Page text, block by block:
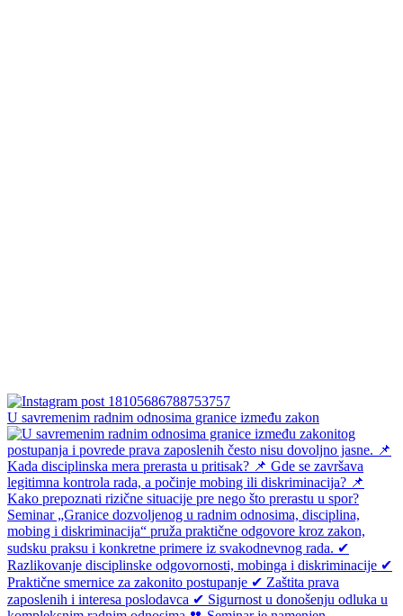
U savremenim radnim odnosima granice između zakon